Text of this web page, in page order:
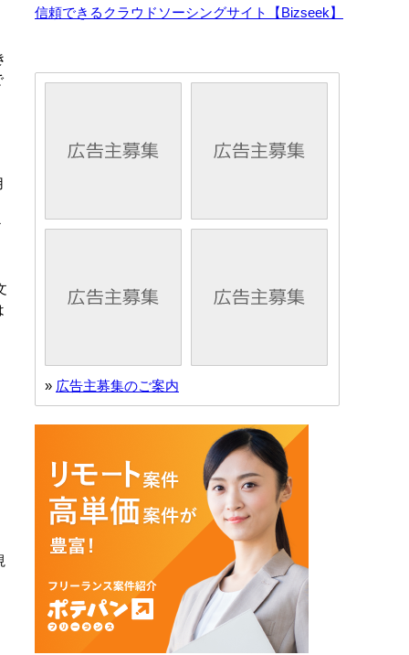
信頼できるクラウドソーシングサイト【Bizseek】
» 広告主募集のご案内